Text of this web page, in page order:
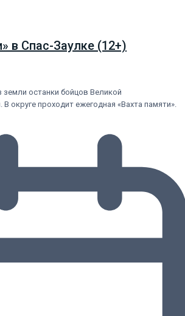
в Спас-Заулке (12+)
останки бойцов Великой
округе проходит ежегодная «Вахта памяти».